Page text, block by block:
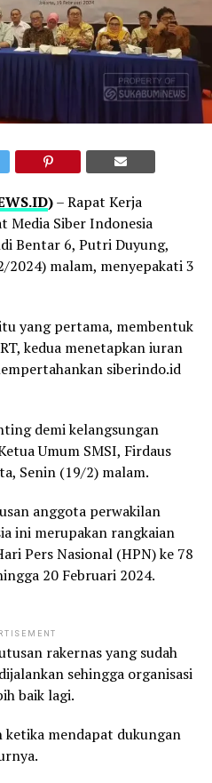
)– Rapat Kerja
Media Siber Indonesia
Bentar 6, Putri Duyung,
2024) malam, menyepakati 3
yang pertama, membentuk
kedua menetapkan iuran
siberindo.id
demi kelangsungan
Umum SMSI, Firdaus
Senin (19/2) malam.
anggota perwakilan
ini merupakan rangkaian
Pers Nasional (HPN) ke 78
20 Februari 2024.
rakernas yang sudah
sehingga organisasi
baik lagi.
mendapat dukungan